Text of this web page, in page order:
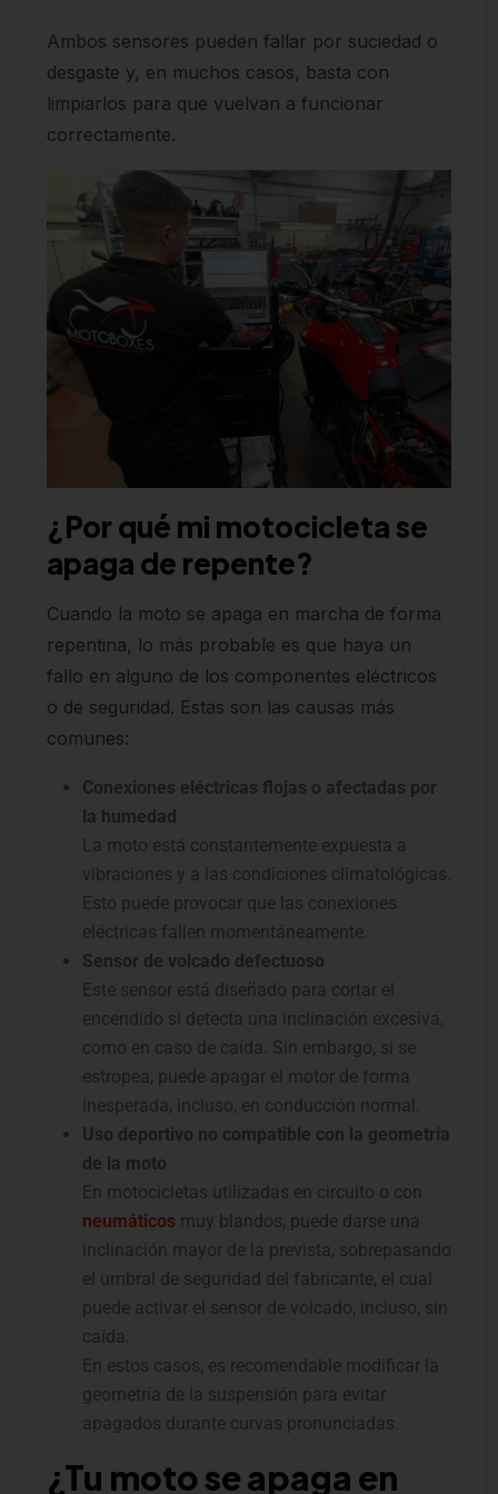
Ambos sensores pueden fallar por suciedad o
desgaste y, en muchos casos, basta con
limpiarlos para que vuelvan a funcionar
correctamente.
¿Por qué mi motocicleta se
apaga de repente?
Cuando la moto se apaga en marcha de forma
repentina, lo más probable es que haya un
fallo en alguno de los componentes eléctricos
o de seguridad. Estas son las causas más
comunes:
Conexiones eléctricas flojas o afectadas por
la humedad
La moto está constantemente expuesta a
vibraciones y a las condiciones climatológicas.
Esto puede provocar que las conexiones
eléctricas fallen momentáneamente.
Sensor de volcado defectuoso
Este sensor está diseñado para cortar el
encendido si detecta una inclinación excesiva,
como en caso de caída. Sin embargo, si se
estropea, puede apagar el motor de forma
inesperada, incluso, en conducción normal.
Uso deportivo no compatible con la geometría
de la moto
En motocicletas utilizadas en circuito o con
neumáticos muy blandos, puede darse una
inclinación mayor de la prevista, sobrepasando
el umbral de seguridad del fabricante, el cual
puede activar el sensor de volcado, incluso, sin
caída.
En estos casos, es recomendable modificar la
geometría de la suspensión para evitar
apagados durante curvas pronunciadas.
¿Tu moto se apaga en